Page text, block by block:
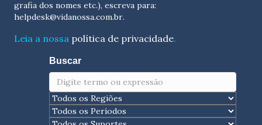
helpdesk@vidanossa.com.br.
Leia a nossa política de privacidade.
Buscar